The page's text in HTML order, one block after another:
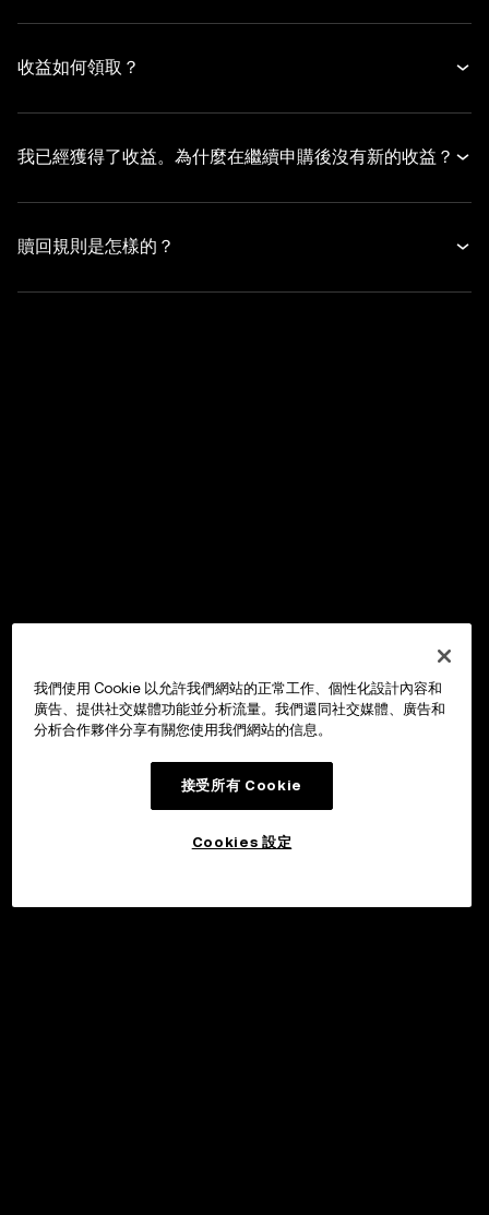
收益如何領取？
我已經獲得了收益。為什麼在繼續申購後沒有新的收益？
贖回規則是怎樣的？
我們使用 Cookie 以允許我們網站的正常工作、個性化設計內容和
廣告、提供社交媒體功能並分析流量。我們還同社交媒體、廣告和
分析合作夥伴分享有關您使用我們網站的信息。
接受所有 Cookie
Cookies 設定